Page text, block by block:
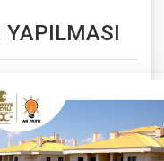
YAPILMASI